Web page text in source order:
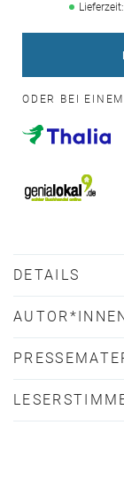
ODER BEI
DETAILS
AUTOR*INNEN